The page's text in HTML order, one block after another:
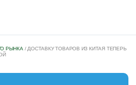
РЫНКА / ДОСТАВКУ ТОВАРОВ ИЗ КИТАЯ ТЕПЕРЬ